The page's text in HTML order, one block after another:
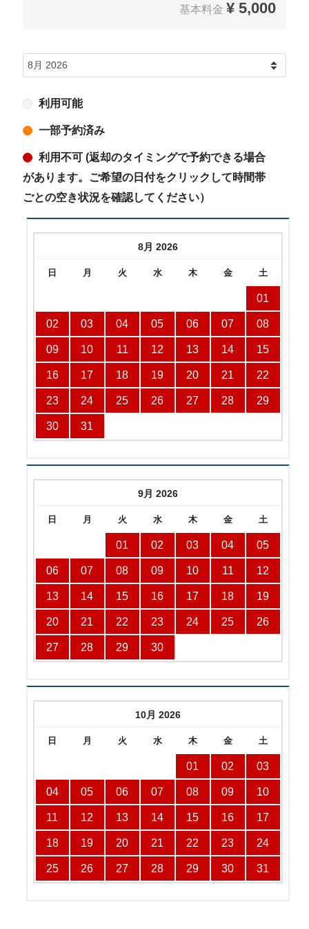
基本料金 ¥ 5,000
利用可能
一部予約済み
利用不可 (返却のタイミングで予約できる場合
があります。ご希望の日付をクリックして時間帯
ごとの空き状況を確認してください）
8月 2026
日 月 火 水 木 金 土
01
02 03 04 05 06 07 08
09 10 11 12 13 14 15
16 17 18 19 20 21 22
23 24 25 26 27 28 29
30 31
9月 2026
日 月 火 水 木 金 土
01 02 03 04 05
06 07 08 09 10 11 12
13 14 15 16 17 18 19
20 21 22 23 24 25 26
27 28 29 30
10月 2026
日 月 火 水 木 金 土
01 02 03
04 05 06 07 08 09 10
11 12 13 14 15 16 17
18 19 20 21 22 23 24
25 26 27 28 29 30 31